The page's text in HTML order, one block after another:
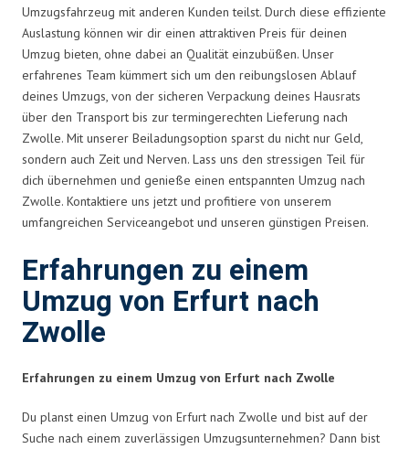
Umzugsfahrzeug mit anderen Kunden teilst. Durch diese effiziente
Auslastung können wir dir einen attraktiven Preis für deinen
Umzug bieten, ohne dabei an Qualität einzubüßen. Unser
erfahrenes Team kümmert sich um den reibungslosen Ablauf
deines Umzugs, von der sicheren Verpackung deines Hausrats
über den Transport bis zur termingerechten Lieferung nach
Zwolle. Mit unserer Beiladungsoption sparst du nicht nur Geld,
sondern auch Zeit und Nerven. Lass uns den stressigen Teil für
dich übernehmen und genieße einen entspannten Umzug nach
Zwolle. Kontaktiere uns jetzt und profitiere von unserem
umfangreichen Serviceangebot und unseren günstigen Preisen.
Erfahrungen zu einem
Umzug von Erfurt nach
Zwolle
Erfahrungen zu einem Umzug von Erfurt nach Zwolle
Du planst einen Umzug von Erfurt nach Zwolle und bist auf der
Suche nach einem zuverlässigen Umzugsunternehmen? Dann bist